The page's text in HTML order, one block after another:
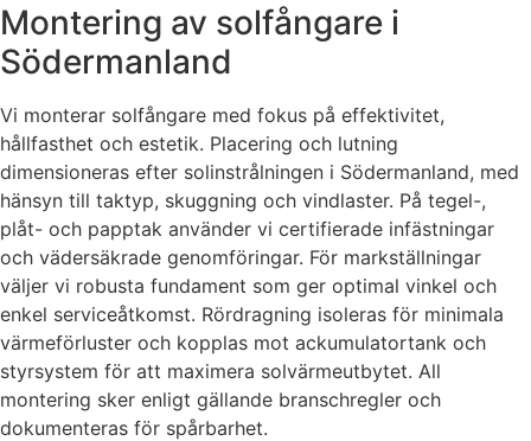
Montering av solfångare i
Södermanland
Vi monterar solfångare med fokus på effektivitet,
hållfasthet och estetik. Placering och lutning
dimensioneras efter solinstrålningen i Södermanland, med
hänsyn till taktyp, skuggning och vindlaster. På tegel-,
plåt- och papptak använder vi certifierade infästningar
och vädersäkrade genomföringar. För markställningar
väljer vi robusta fundament som ger optimal vinkel och
enkel serviceåtkomst. Rördragning isoleras för minimala
värmeförluster och kopplas mot ackumulatortank och
styrsystem för att maximera solvärmeutbytet. All
montering sker enligt gällande branschregler och
dokumenteras för spårbarhet.